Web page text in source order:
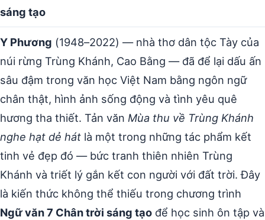
sáng tạo
Y Phương (1948–2022) — nhà thơ dân tộc Tày của
núi rừng Trùng Khánh, Cao Bằng — đã để lại dấu ấn
sâu đậm trong văn học Việt Nam bằng ngôn ngữ
chân thật, hình ảnh sống động và tình yêu quê
hương tha thiết. Tản văn Mùa thu về Trùng Khánh
nghe hạt dẻ hát là một trong những tác phẩm kết
tinh vẻ đẹp đó — bức tranh thiên nhiên Trùng
Khánh và triết lý gắn kết con người với đất trời. Đây
là kiến thức không thể thiếu trong chương trình
Ngữ văn 7 Chân trời sáng tạo để học sinh ôn tập và